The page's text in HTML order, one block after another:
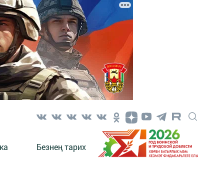
Безнең тарих